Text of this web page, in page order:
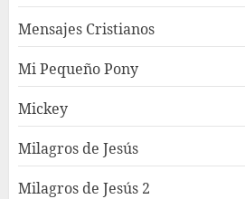
Mensajes Cristianos
Mi Pequeño Pony
Mickey
Milagros de Jesús
Milagros de Jesús 2